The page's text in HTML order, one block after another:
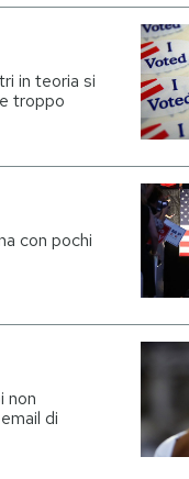
in teoria si
troppo
con pochi
non
di